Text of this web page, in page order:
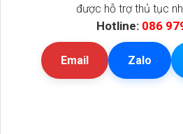
được hỗ trợ thủ tục
Hotline: 086
Email Zalo